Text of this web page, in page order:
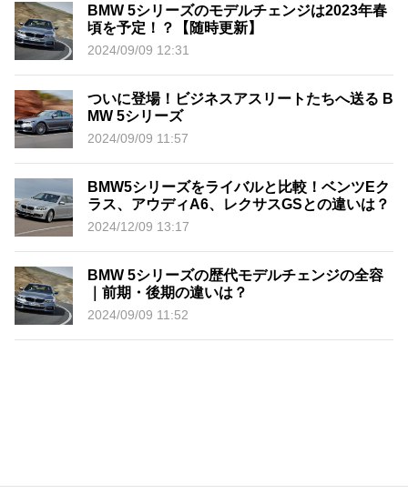
BMW 5シリーズのモデルチェンジは2023年春
頃を予定！？【随時更新】
2024/09/09 12:31
ついに登場！ビジネスアスリートたちへ送る B
MW 5シリーズ
2024/09/09 11:57
BMW5シリーズをライバルと比較！ベンツEク
ラス、アウディA6、レクサスGSとの違いは？
2024/12/09 13:17
BMW 5シリーズの歴代モデルチェンジの全容
｜前期・後期の違いは？
2024/09/09 11:52